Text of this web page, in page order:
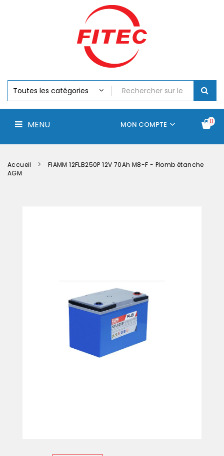
MENU 0
MON COMPTE
Chargeurs
Accus
Perceuse,
Visseuse
Batteries
Accueil
FIAMM 12FLB250P 12V 70Ah M8-F - Plomb étanche
AGM